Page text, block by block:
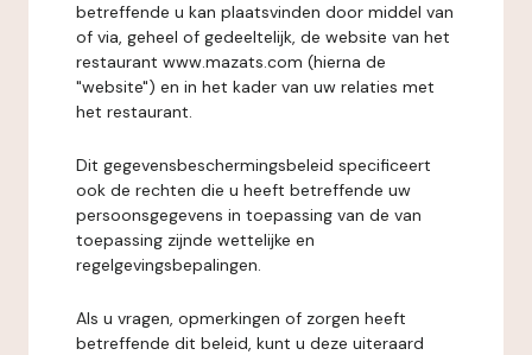
betreffende u kan plaatsvinden door middel van
of via, geheel of gedeeltelijk, de website van het
restaurant www.mazats.com (hierna de
"website") en in het kader van uw relaties met
het restaurant.
Dit gegevensbeschermingsbeleid specificeert
ook de rechten die u heeft betreffende uw
persoonsgegevens in toepassing van de van
toepassing zijnde wettelijke en
regelgevingsbepalingen.
Als u vragen, opmerkingen of zorgen heeft
betreffende dit beleid, kunt u deze uiteraard